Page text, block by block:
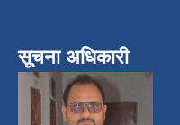
सूचना अधिकारी